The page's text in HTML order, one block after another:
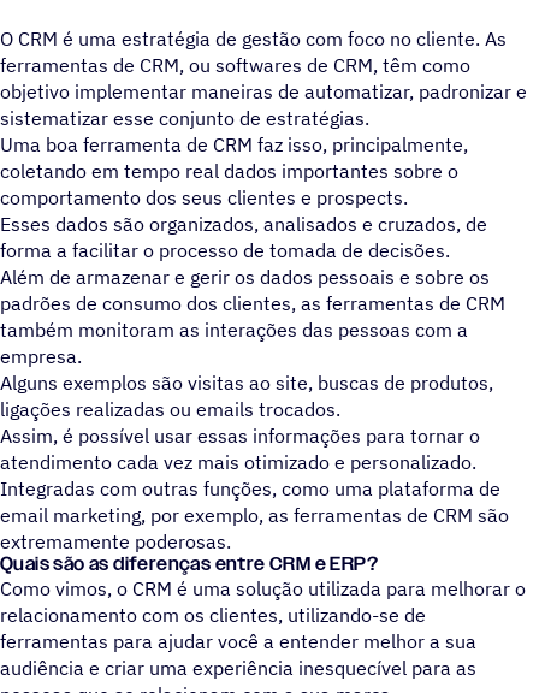
O CRM é uma estratégia de gestão com foco no cliente. As
ferramentas de CRM, ou softwares de CRM, têm como
objetivo implementar maneiras de automatizar, padronizar e
sistematizar esse conjunto de estratégias.
Uma boa ferramenta de CRM faz isso, principalmente,
coletando em tempo real dados importantes sobre o
comportamento dos seus clientes e prospects.
Esses dados são organizados, analisados e cruzados, de
forma a facilitar o processo de tomada de decisões.
Além de armazenar e gerir os dados pessoais e sobre os
padrões de consumo dos clientes, as ferramentas de CRM
também monitoram as interações das pessoas com a
empresa.
Alguns exemplos são visitas ao site, buscas de produtos,
ligações realizadas ou emails trocados.
Assim, é possível usar essas informações para tornar o
atendimento cada vez mais otimizado e personalizado.
Integradas com outras funções, como uma plataforma de
email marketing, por exemplo, as ferramentas de CRM são
extremamente poderosas.
Quais são as diferenças entre CRM e ERP?
Como vimos, o CRM é uma solução utilizada para melhorar o
relacionamento com os clientes, utilizando-se de
ferramentas para ajudar você a entender melhor a sua
audiência e criar uma experiência inesquecível para as